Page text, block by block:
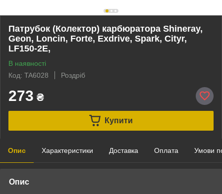
Патрубок (Колектор) карбюратора Shineray,
Geon, Loncin, Forte, Exdrive, Spark, Cityr,
LF150-2E,
В наявності
Код: TA6028
Роздріб
273 ₴
Купити
Опис Характеристики Доставка Оплата Умови
Опис